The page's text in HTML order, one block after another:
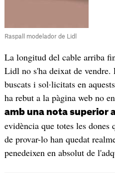
Raspall modelador de Lidl
La longitud del cable arriba
Lidl no s'ha deixat de vendre.
buscats i sol·licitats en
ha rebut a la pàgina web no
amb una nota superior
evidència que totes les
de provar-lo han quedat
penedeixen en absolut de